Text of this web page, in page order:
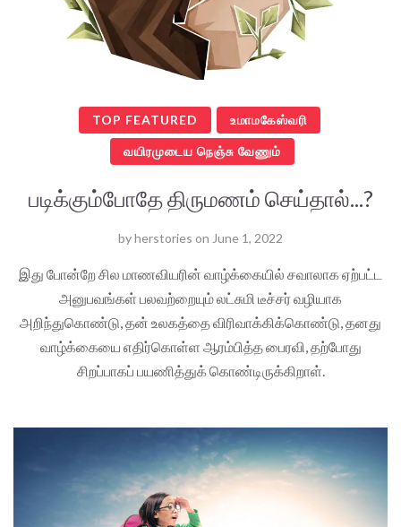
TOP FEATURED உமாமகேஸ்வரி
வயிரமுடைய நெஞ்சு வேணும்
படிக்கும்போதே திருமணம் செய்தால்...?
byherstories on June 1, 2022
இது போன்றே சில மாணவியரின் வாழ்க்கையில் சவாலாக ஏற்பட்ட
அனுபவங்கள் பலவற்றையும் லட்சுமி டீச்சர் வழியாக
அறிந்துகொண்டு, தன் உலகத்தை விரிவாக்கிக்கொண்டு, தனது
வாழ்க்கையை எதிர்கொள்ள ஆரம்பித்த பைரவி, தற்போது
சிறப்பாகப் பயணித்துக் கொண்டிருக்கிறாள்.